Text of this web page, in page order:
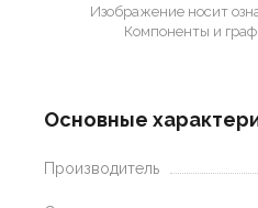
Изображение носит
Компоненты и
Основные
Производитель